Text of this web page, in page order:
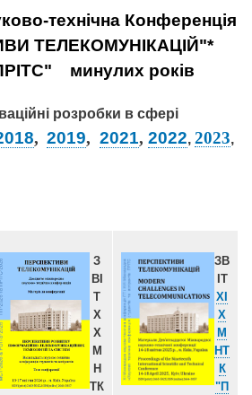
технічна Конференція
ТЕЛЕКОМУНІКАЦІЙ"*
минулих років
розробки в сфері
, 2019, 2021, 2022, 2023,
З
ВІ
Т
X
Х
М
Н
ТК
ЗВ
ІТ
XІ
Х
М
НТ
К
"П